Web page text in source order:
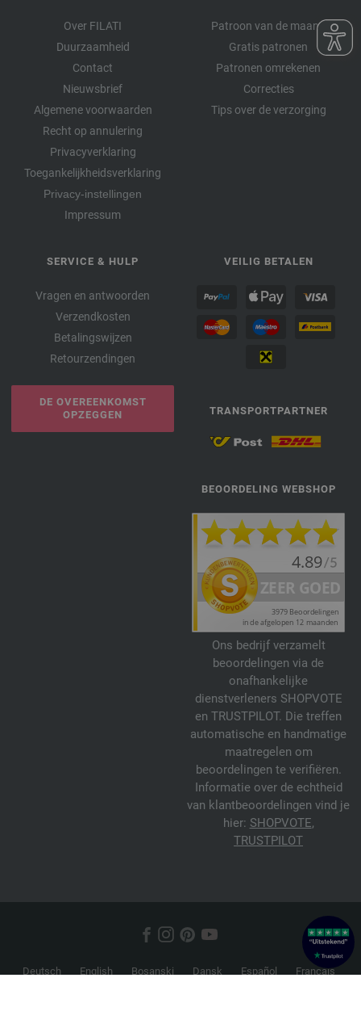
Over FILATI
Duurzaamheid
Contact
Nieuwsbrief
Algemene voorwaarden
Recht op annulering
Privacyverklaring
Toegankelijkheidsverklaring
Privacy-instellingen
Impressum
Patroon van de maand
Gratis patronen
Patronen omrekenen
Correcties
Tips over de verzorging
SERVICE & HULP
Vragen en antwoorden
Verzendkosten
Betalingswijzen
Retourzendingen
DE OVEREENKOMST
OPZEGGEN
VEILIG BETALEN
TRANSPORTPARTNER
BEOORDELING WEBSHOP
Ons bedrijf verzamelt
beoordelingen via de
onafhankelijke
dienstverleners SHOPVOTE
en TRUSTPILOT. Die treffen
automatische en handmatige
maatregelen om
beoordelingen te verifiëren.
Informatie over de echtheid
van klantbeoordelingen vind je
hier: SHOPVOTE,
TRUSTPILOT
Deutsch English Bosanski Dansk Español
Français